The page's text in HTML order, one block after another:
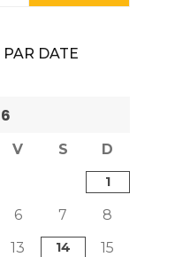
DATE
V S D
1
6 7
8
13 14
15